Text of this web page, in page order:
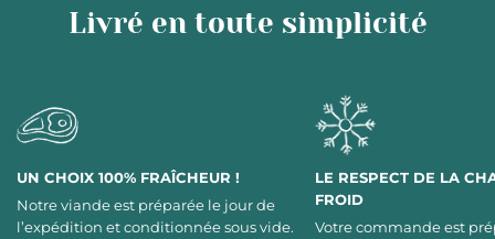
Livré en toute simplicité
UN CHOIX 100% FRAÎCHEUR !
Notre viande est préparée le jour de
l’expédition et conditionnée sous vide.
LE RESPECT DE LA
FROID
Votre commande est